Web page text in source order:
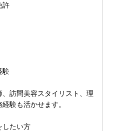
許
験
訪問美容スタイリスト、理
験も活かせます。
したい方